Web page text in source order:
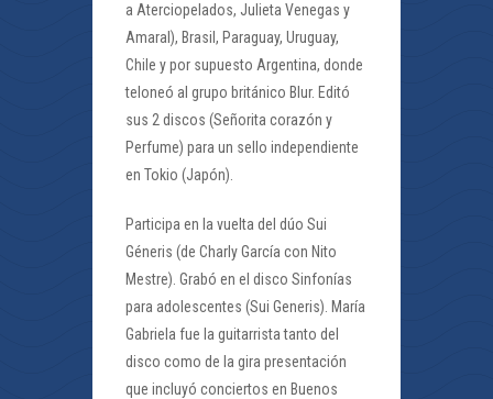
a Aterciopelados, Julieta Venegas y
Amaral), Brasil, Paraguay, Uruguay,
Chile y por supuesto Argentina, donde
teloneó al grupo británico Blur. Editó
sus 2 discos (Señorita corazón y
Perfume) para un sello independiente
en Tokio (Japón).
Participa en la vuelta del dúo Sui
Géneris (de Charly García con Nito
Mestre). Grabó en el disco Sinfonías
para adolescentes (Sui Generis). María
Gabriela fue la guitarrista tanto del
disco como de la gira presentación
que incluyó conciertos en Buenos